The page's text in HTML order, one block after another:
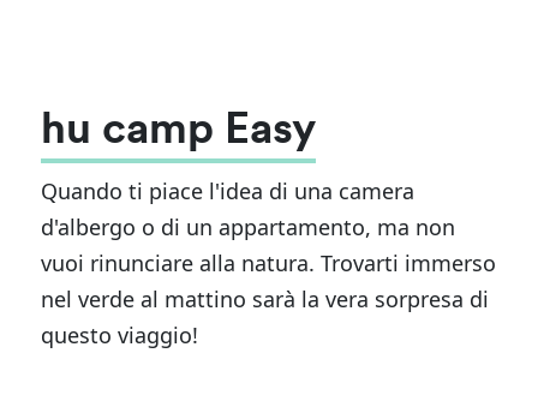
hu camp Easy
Quando ti piace l'idea di una camera
d'albergo o di un appartamento, ma non
vuoi rinunciare alla natura. Trovarti immerso
nel verde al mattino sarà la vera sorpresa di
questo viaggio!